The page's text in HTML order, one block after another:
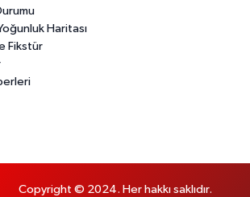
Haritası
Fikstür
Copyright © 2024. Her hakkı saklıdır.